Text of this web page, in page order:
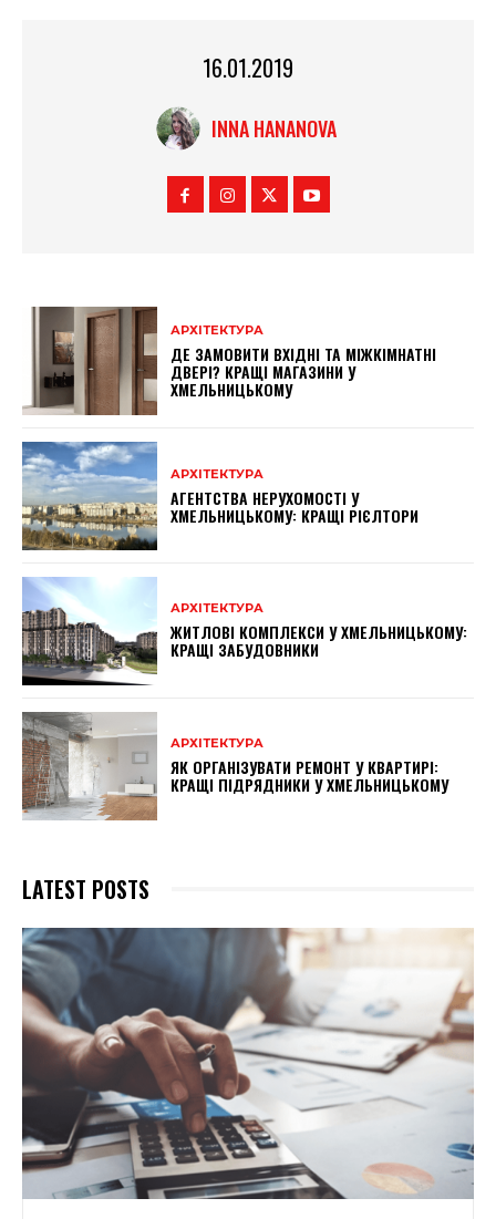
16.01.2019
INNA HANANOVA
АРХІТЕКТУРА
ДЕ ЗАМОВИТИ ВХІДНІ ТА МІЖКІМНАТНІ
ДВЕРІ? КРАЩІ МАГАЗИНИ У
ХМЕЛЬНИЦЬКОМУ
АРХІТЕКТУРА
АГЕНТСТВА НЕРУХОМОСТІ У
ХМЕЛЬНИЦЬКОМУ: КРАЩІ РІЄЛТОРИ
АРХІТЕКТУРА
ЖИТЛОВІ КОМПЛЕКСИ У ХМЕЛЬНИЦЬКОМУ:
КРАЩІ ЗАБУДОВНИКИ
АРХІТЕКТУРА
ЯК ОРГАНІЗУВАТИ РЕМОНТ У КВАРТИРІ:
КРАЩІ ПІДРЯДНИКИ У ХМЕЛЬНИЦЬКОМУ
LATEST POSTS